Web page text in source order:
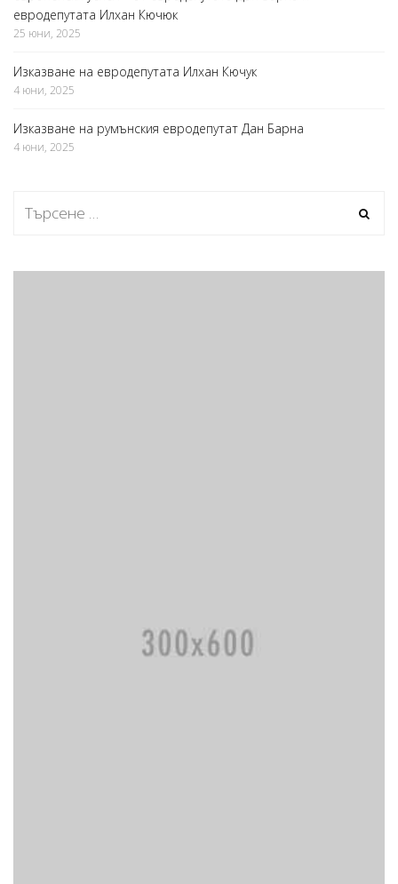
евродепутата Илхан Кючюк
25 юни, 2025
Изказване на евродепутата Илхан Кючук
4 юни, 2025
Изказване на румънския евродепутат Дан Барна
4 юни, 2025